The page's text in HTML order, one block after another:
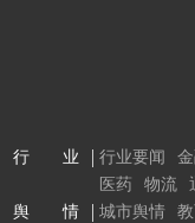
行 业
行业要闻
医药
物流
舆 情
城市舆情